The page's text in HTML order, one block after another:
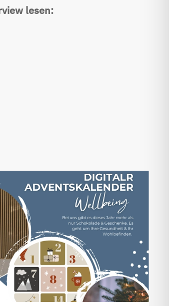
lesen: